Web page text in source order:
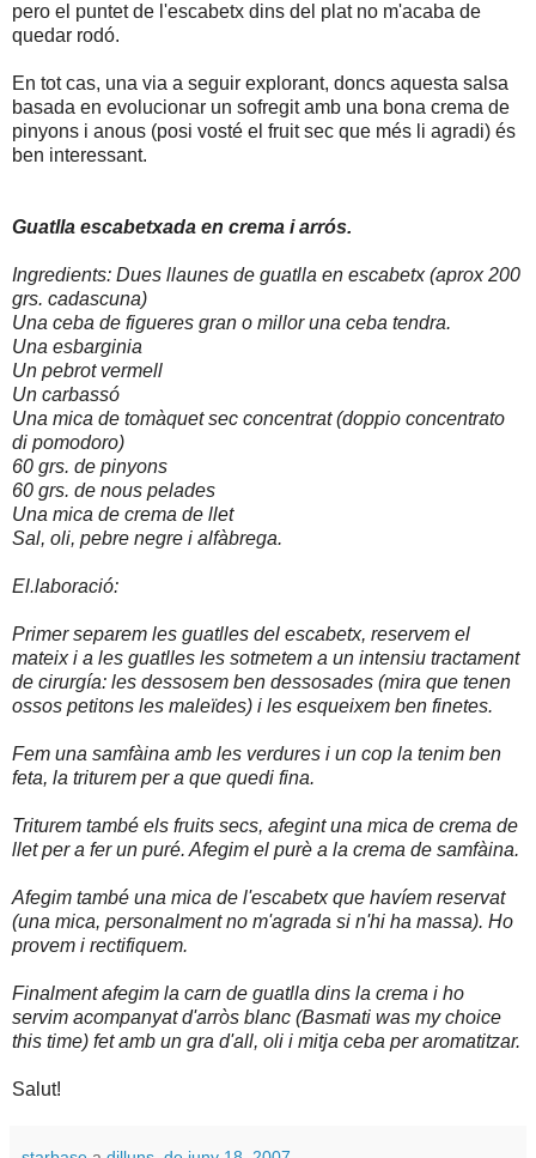
pero el puntet de l'escabetx dins del plat no m'acaba de
quedar rodó.
En tot cas, una via a seguir explorant, doncs aquesta salsa
basada en evolucionar un sofregit amb una bona crema de
pinyons i anous (posi vosté el fruit sec que més li agradi) és
ben interessant.
Guatlla escabetxada en crema i arrós.
Ingredients: Dues llaunes de guatlla en escabetx (aprox 200
grs. cadascuna)
Una ceba de figueres gran o millor una ceba tendra.
Una esbarginia
Un pebrot vermell
Un carbassó
Una mica de tomàquet sec concentrat (doppio concentrato
di pomodoro)
60 grs. de pinyons
60 grs. de nous pelades
Una mica de crema de llet
Sal, oli, pebre negre i alfàbrega.
El.laboració:
Primer separem les guatlles del escabetx, reservem el
mateix i a les guatlles les sotmetem a un intensiu tractament
de cirurgía: les dessosem ben dessosades (mira que tenen
ossos petitons les maleïdes) i les esqueixem ben finetes.
Fem una samfàina amb les verdures i un cop la tenim ben
feta, la triturem per a que quedi fina.
Triturem també els fruits secs, afegint una mica de crema de
llet per a fer un puré. Afegim el purè a la crema de samfàina.
Afegim també una mica de l'escabetx que havíem reservat
(una mica, personalment no m'agrada si n'hi ha massa). Ho
provem i rectifiquem.
Finalment afegim la carn de guatlla dins la crema i ho
servim acompanyat d'arròs blanc (Basmati was my choice
this time) fet amb un gra d'all, oli i mitja ceba per aromatitzar.
Salut!